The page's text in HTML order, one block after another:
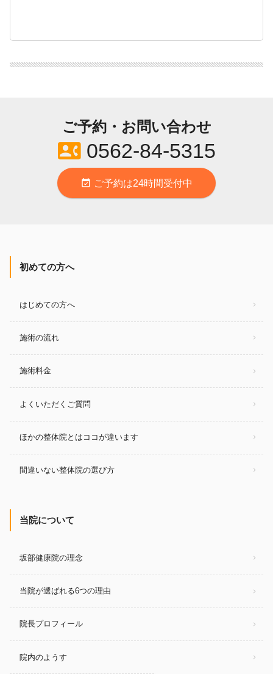
ご予約・お問い合わせ
contact_phone0562-84-5315
event_available ご予約は24時間受付中
初めての方へ
はじめての方へ
施術の流れ
施術料金
よくいただくご質問
ほかの整体院とはココが違います
間違いない整体院の選び方
当院について
坂部健康院の理念
当院が選ばれる6つの理由
院長プロフィール
院内のようす